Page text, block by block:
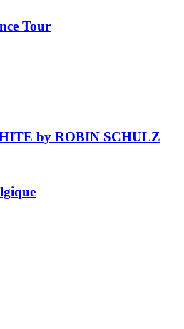
Tour
by ROBIN SCHULZ